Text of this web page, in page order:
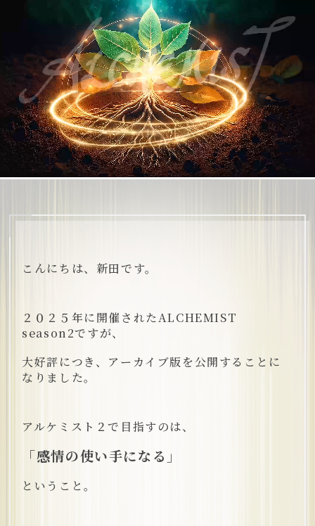
こんにちは、新田です。
２０２５年に開催されたALCHEMIST
season2ですが、
大好評につき、アーカイブ版を公開することに
なりました。
アルケミスト２で目指すのは、
「感情の使い手になる」
ということ。